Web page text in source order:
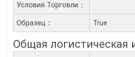
Условия Торговли：
Образец： True
Общая логистическая